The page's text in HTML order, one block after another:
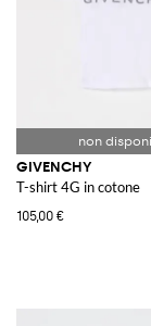
GIVENCHY
T-shirt 4G in cotone
105,00 €